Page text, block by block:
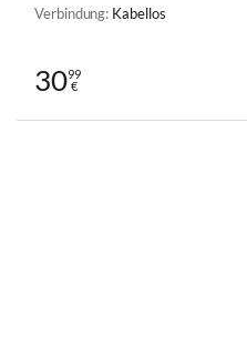
Verbindung: Kabellos
3099
€